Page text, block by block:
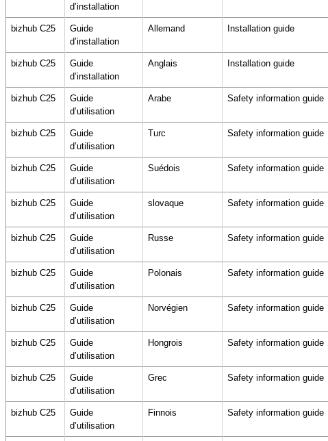
d’installation
bizhub C25
Guide
d’installation
Allemand Installation guide
bizhub C25
Guide
d’installation
Anglais Installation guide
bizhub C25
Guide
d’utilisation
Arabe Safety information guide
bizhub C25
Guide
d’utilisation
Turc Safety information guide
bizhub C25
Guide
d’utilisation
Suédois Safety information guide
bizhub C25
Guide
d’utilisation
slovaque Safety information guide
bizhub C25
Guide
d’utilisation
Russe Safety information guide
bizhub C25
Guide
d’utilisation
Polonais Safety information guide
bizhub C25
Guide
d’utilisation
Norvégien Safety information guide
bizhub C25
Guide
d’utilisation
Hongrois Safety information guide
bizhub C25
Guide
d’utilisation
Grec Safety information guide
bizhub C25
Guide
d’utilisation
Finnois Safety information guide